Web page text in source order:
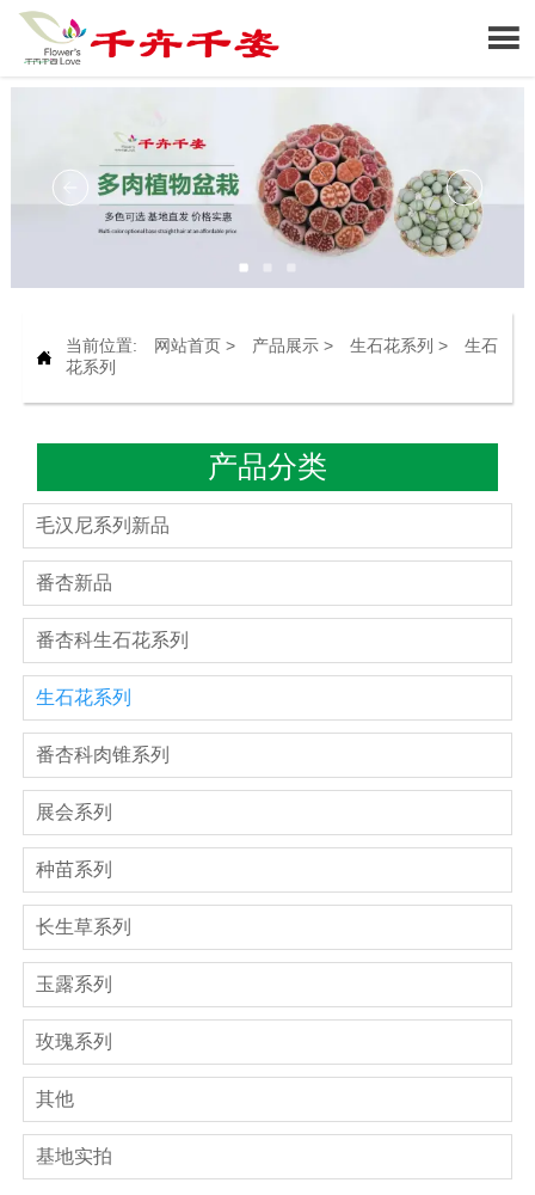


当前位置: 网站首页> 产品展示> 生石花系列 >
生石
花系列
产品分类
毛汉尼系列新品
番杏新品
番杏科生石花系列
生石花系列
番杏科肉锥系列
展会系列
种苗系列
长生草系列
玉露系列
玫瑰系列
其他
基地实拍